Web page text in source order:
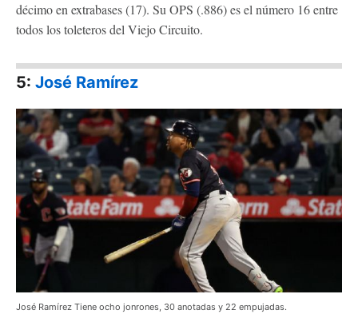
décimo en extrabases (17). Su OPS (.886) es el número 16 entre
todos los toleteros del Viejo Circuito.
5: José Ramírez
José Ramírez Tiene ocho jonrones, 30 anotadas y 22 empujadas.